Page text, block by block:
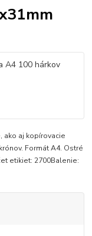
ako aj kopírovacie
Formát A4. Ostré
etikiet: 2700Balenie: